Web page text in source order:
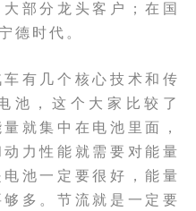
部分龙头客户；在国
德时代。
有几个核心技术和传
池，这个大家比较了
就集中在电池里面，
力性能就需要对能量
池一定要很好，能量
多。节流就是一定要